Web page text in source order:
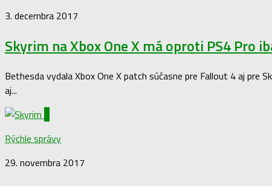
3. decembra 2017
Skyrim na Xbox One X má oproti PS4 Pro
Bethesda vydala Xbox One X patch súčasne pre Fallout 4 aj pre
aj...
Rýchle správy
29. novembra 2017